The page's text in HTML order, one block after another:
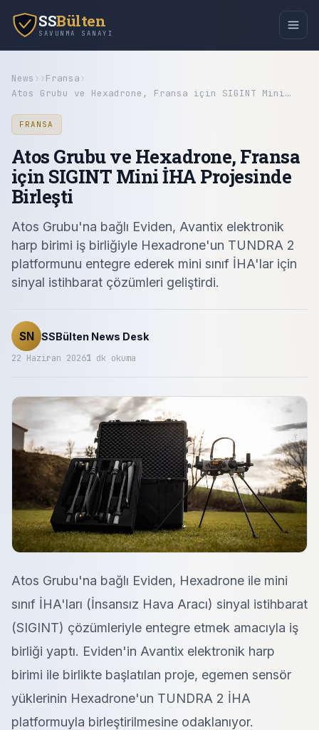
SSBülten
SAVUNMA SANAYI
News › › Fransa›
Atos Grubu ve Hexadrone, Fransa için SIGINT Mini…
FRANSA
Atos Grubu ve Hexadrone, Fransa
için SIGINT Mini İHA Projesinde
Birleşti
Atos Grubu'na bağlı Eviden, Avantix elektronik
harp birimi iş birliğiyle Hexadrone'un TUNDRA 2
platformunu entegre ederek mini sınıf İHA'lar için
sinyal istihbarat çözümleri geliştirdi.
SN SSBülten News Desk
22 Haziran 20261 dk okuma
Atos Grubu'na bağlı Eviden, Hexadrone ile mini
sınıf İHA'ları (İnsansız Hava Aracı) sinyal istihbarat
(SIGINT) çözümleriyle entegre etmek amacıyla iş
birliği yaptı. Eviden'in Avantix elektronik harp
birimi ile birlikte başlatılan proje, egemen sensör
yüklerinin Hexadrone'un TUNDRA 2 İHA
platformuyla birleştirilmesine odaklanıyor.